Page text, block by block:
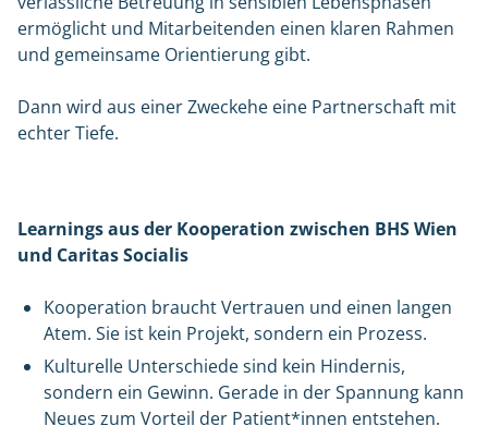
ermöglicht und Mitarbeitenden einen klaren Rahmen
und gemeinsame Orientierung gibt.
Dann wird aus einer Zweckehe eine Partnerschaft mit
echter Tiefe.
Learnings aus der Kooperation zwischen BHS Wien
und Caritas Socialis
Kooperation braucht Vertrauen und einen langen
Atem. Sie ist kein Projekt, sondern ein Prozess.
Kulturelle Unterschiede sind kein Hindernis,
sondern ein Gewinn. Gerade in der Spannung kann
Neues zum Vorteil der Patient*innen entstehen.